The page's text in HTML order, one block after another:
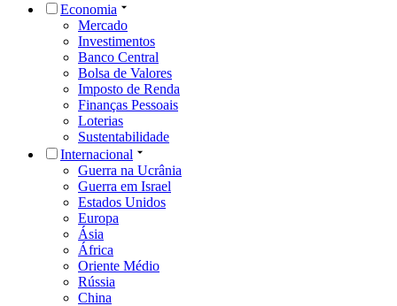
Economia
Mercado
Investimentos
Banco Central
Bolsa de Valores
Imposto de Renda
Finanças Pessoais
Loterias
Sustentabilidade
Internacional
Guerra na Ucrânia
Guerra em Israel
Estados Unidos
Europa
Ásia
África
Oriente Médio
Rússia
China